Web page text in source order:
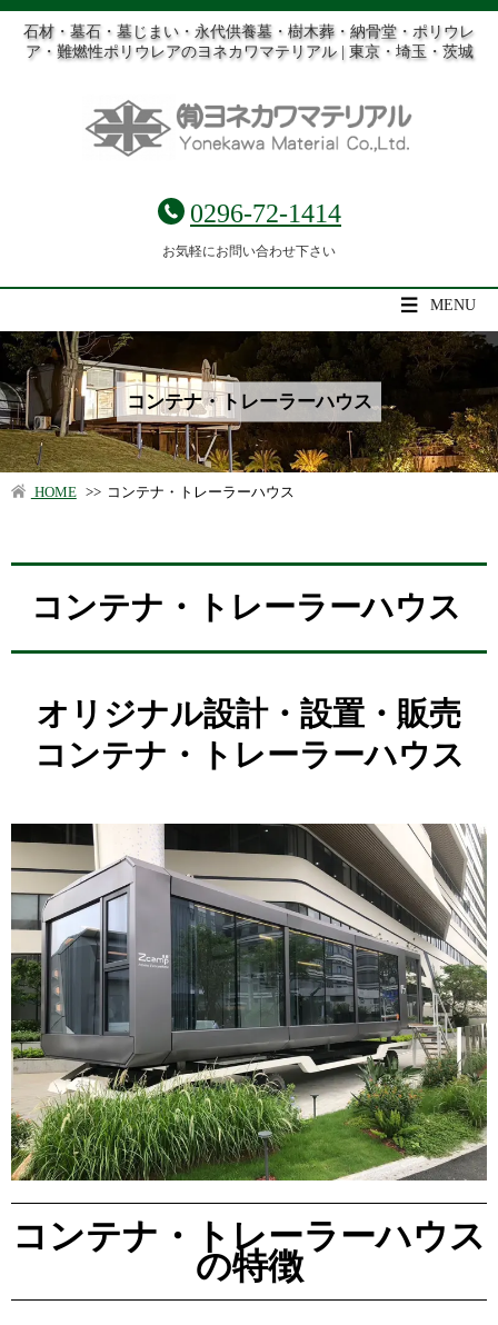
石材・墓石・墓じまい・永代供養墓・樹木葬・納骨堂・ポリウレ
ア・難燃性ポリウレアのヨネカワマテリアル | 東京・埼玉・茨城
0296-72-1414
お気軽にお問い合わせ下さい
MENU
コンテナ・トレーラーハウス
HOME >> コンテナ・トレーラーハウス
コンテナ・トレーラーハウス
オリジナル設計・設置・販売
コンテナ・トレーラーハウス
コンテナ・トレーラーハウス
の特徴